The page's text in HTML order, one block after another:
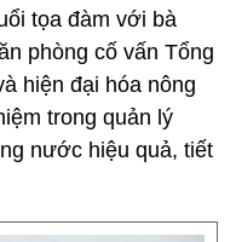
tọa đàm với bà
phòng cố vấn Tổng
hiện đại hóa nông
trong quản lý
nước hiệu quả, tiết